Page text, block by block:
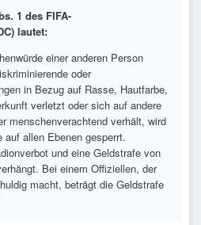
1 des FIFA-
lautet:
einer anderen Person
oder
in Bezug auf Rasse, Hautfarbe,
verletzt oder sich auf andere
menschenverachtend verhält, wird
allen Ebenen gesperrt.
und eine Geldstrafe von
Bei einem Offiziellen, der
macht, beträgt die Geldstrafe